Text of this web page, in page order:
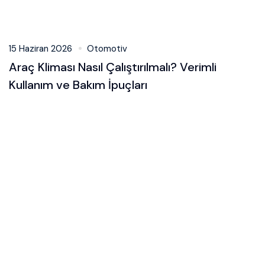
15 Haziran 2026 Otomotiv
Araç Kliması Nasıl Çalıştırılmalı? Verimli
Kullanım ve Bakım İpuçları